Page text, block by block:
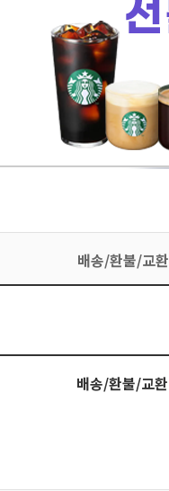
배송/환불/교환
배송/환불/교환